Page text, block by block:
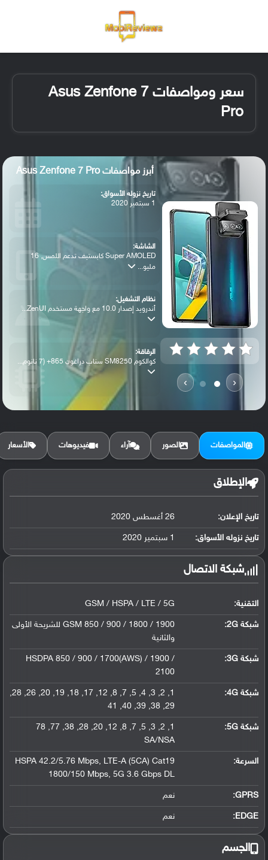
سعر ومواصفات Asus Zenfone 7
Pro
‹
›
أبرز مواصفات Asus Zenfone 7 Pro
تاريخ نزوله الأسواق:
1 سبتمير 2020
الشاشة:
Super AMOLED كابستيف تدعم اللمس, 16
مليو...
نظام التشغيل:
أندرويد إصدار 10.0 مع واجهة مستخدم ZenUI...
الرقاقة:
كوالكوم SM8250 سناب دراغون 865+ (7 نانوم...
الرام / التخزين:
البطارية:
ليثيوم بوليمر سعة 5000 مللي أمبير, غير ق...
المواصفات الصور آراء فيديوهات الأسعار
الإطلاق
تاريخ الإعلان: 26 أغسطس 2020
تاريخ نزوله الأسواق: 1 سبتمير 2020
شبكة الاتصال
التقنية: GSM / HSPA / LTE / 5G
شبكة 2G:
GSM 850 / 900 / 1800 / 1900 للشريحة الأولى
والثانية
شبكة 3G :
HSDPA 850 / 900 / 1700(AWS) / 1900 /
2100
شبكة 4G :
1, 2, 3, 4, 5, 7, 8, 12, 17, 18, 19, 20, 26, 28,
29, 38, 39, 40, 41
شبكة 5G :
1, 2, 3, 5, 7, 8, 12, 20, 28, 38, 77, 78
SA/NSA
السرعة:
HSPA 42.2/5.76 Mbps, LTE-A (5CA) Cat19
1800/150 Mbps, 5G 3.6 Gbps DL
GPRS: نعم
EDGE: نعم
الجسم